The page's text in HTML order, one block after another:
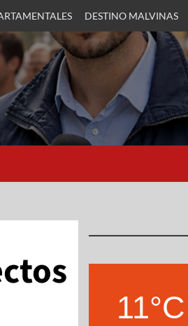
DESTINO MALVINAS
11°C